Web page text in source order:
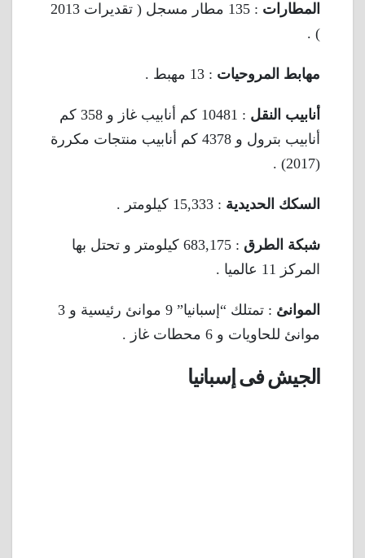
المطارات
: 135 مطار مسجل ( تقديرات 2013
) .
مهابط المروحيات : 13 مهبط .
أنابيب النقل
: 10481 كم أنابيب غاز و 358 كم
أنابيب بترول و 4378 كم أنابيب منتجات مكررة
(2017) .
السكك الحديدية : 15,333 كيلومتر .
شبكة الطرق
: 683,175 كيلومتر و تحتل بها
المركز 11 عالميا .
الموانئ
: تمتلك “إسبانيا” 9 موانئ رئيسية و 3
موانئ للحاويات و 6 محطات غاز .
الجيش فى إسبانيا